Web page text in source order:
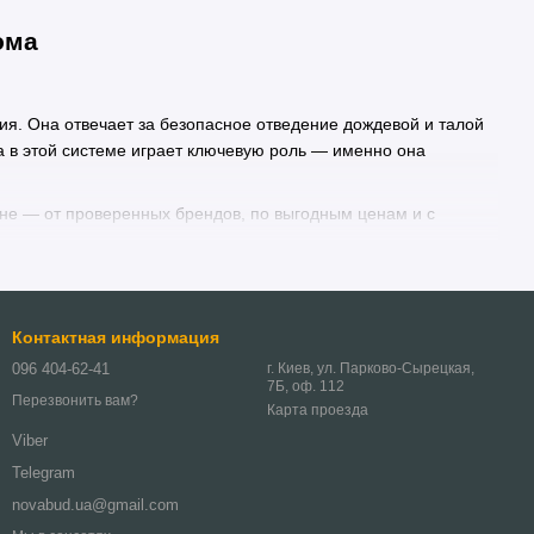
Она отвечает за безопасное отведение дождевой и талой
этой системе играет ключевую роль — именно она
— от проверенных брендов, по выгодным ценам и с
Контактная информация
096 404-62-41
Перезвонить вам?
Viber
Telegram
novabud.ua@gmail.com
г. Киев, ул. Парково-Сырецкая,
7Б, оф. 112
Карта проезда